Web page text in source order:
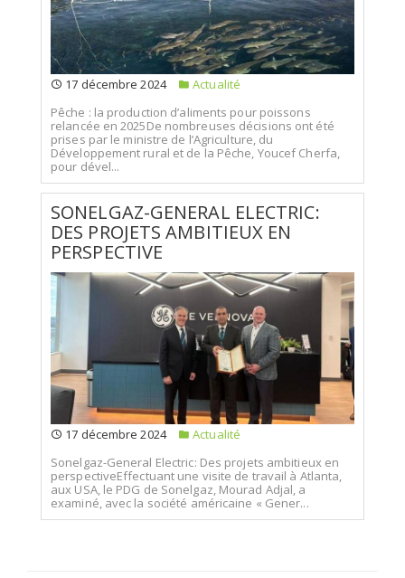
17 décembre 2024
Actualité
Pêche : la production d’aliments pour poissons
relancée en 2025De nombreuses décisions ont été
prises par le ministre de l’Agriculture, du
Développement rural et de la Pêche, Youcef Cherfa,
pour dével...
SONELGAZ-GENERAL ELECTRIC:
DES PROJETS AMBITIEUX EN
PERSPECTIVE
17 décembre 2024
Actualité
Sonelgaz-General Electric: Des projets ambitieux en
perspectiveEffectuant une visite de travail à Atlanta,
aux USA, le PDG de Sonelgaz, Mourad Adjal, a
examiné, avec la société américaine « Gener...